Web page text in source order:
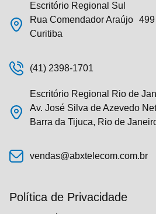
Escritório Regional Sul
Rua Comendador Araújo
Curitiba
(41) 2398-1701
Escritório Regional Rio de
Av. José Silva de Azevedo
Barra da Tijuca, Rio de
vendas@abxtelecom.com.br
Política de Privacidade